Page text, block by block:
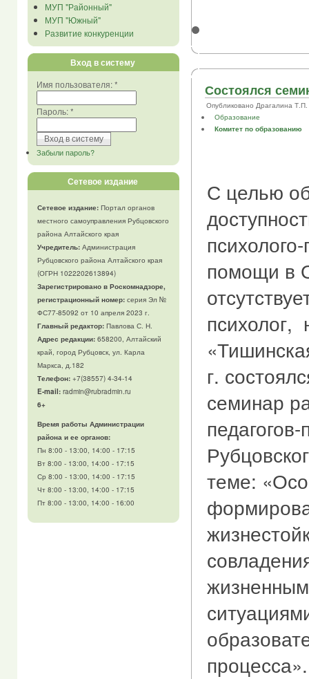
МУП "Районный"
МУП "Южный"
Развитие конкуренции
Вход в систему
Имя пользователя:*
Пароль:*
Забыли пароль?
Сетевое издание
Сетевое издание:Портал органов
местного самоуправления Рубцовского
района Алтайского края
Учредитель:Администрация
Рубцовского района Алтайского края
(ОГРН 1022202613894)
Зарегистрировано в Роскомнадзоре,
регистрационный номер:серия Эл №
ФС77-85092 от 10 апреля 2023 г.
Главный редактор:Павлова С. Н.
Адрес редакции:658200, Алтайский
край, город Рубцовск, ул. Карла
Маркса, д.182
Телефон:+7(38557) 4-34-14
E-mail:radmin@rubradmin.ru
6+
Время работы Администрации
района и ее органов:
Пн 8:00 - 13:00, 14:00 - 17:15
Вт 8:00 - 13:00, 14:00 - 17:15
Ср 8:00 - 13:00, 14:00 - 17:15
Чт 8:00 - 13:00, 14:00 - 17:15
Пт 8:00 - 13:00, 14:00 - 16:00
Состоялся
Опубликовано Драгалина Т.П.
Образование
Комитет по образованию
С целью
помощи в
г.
семинар
теме:
процесса».